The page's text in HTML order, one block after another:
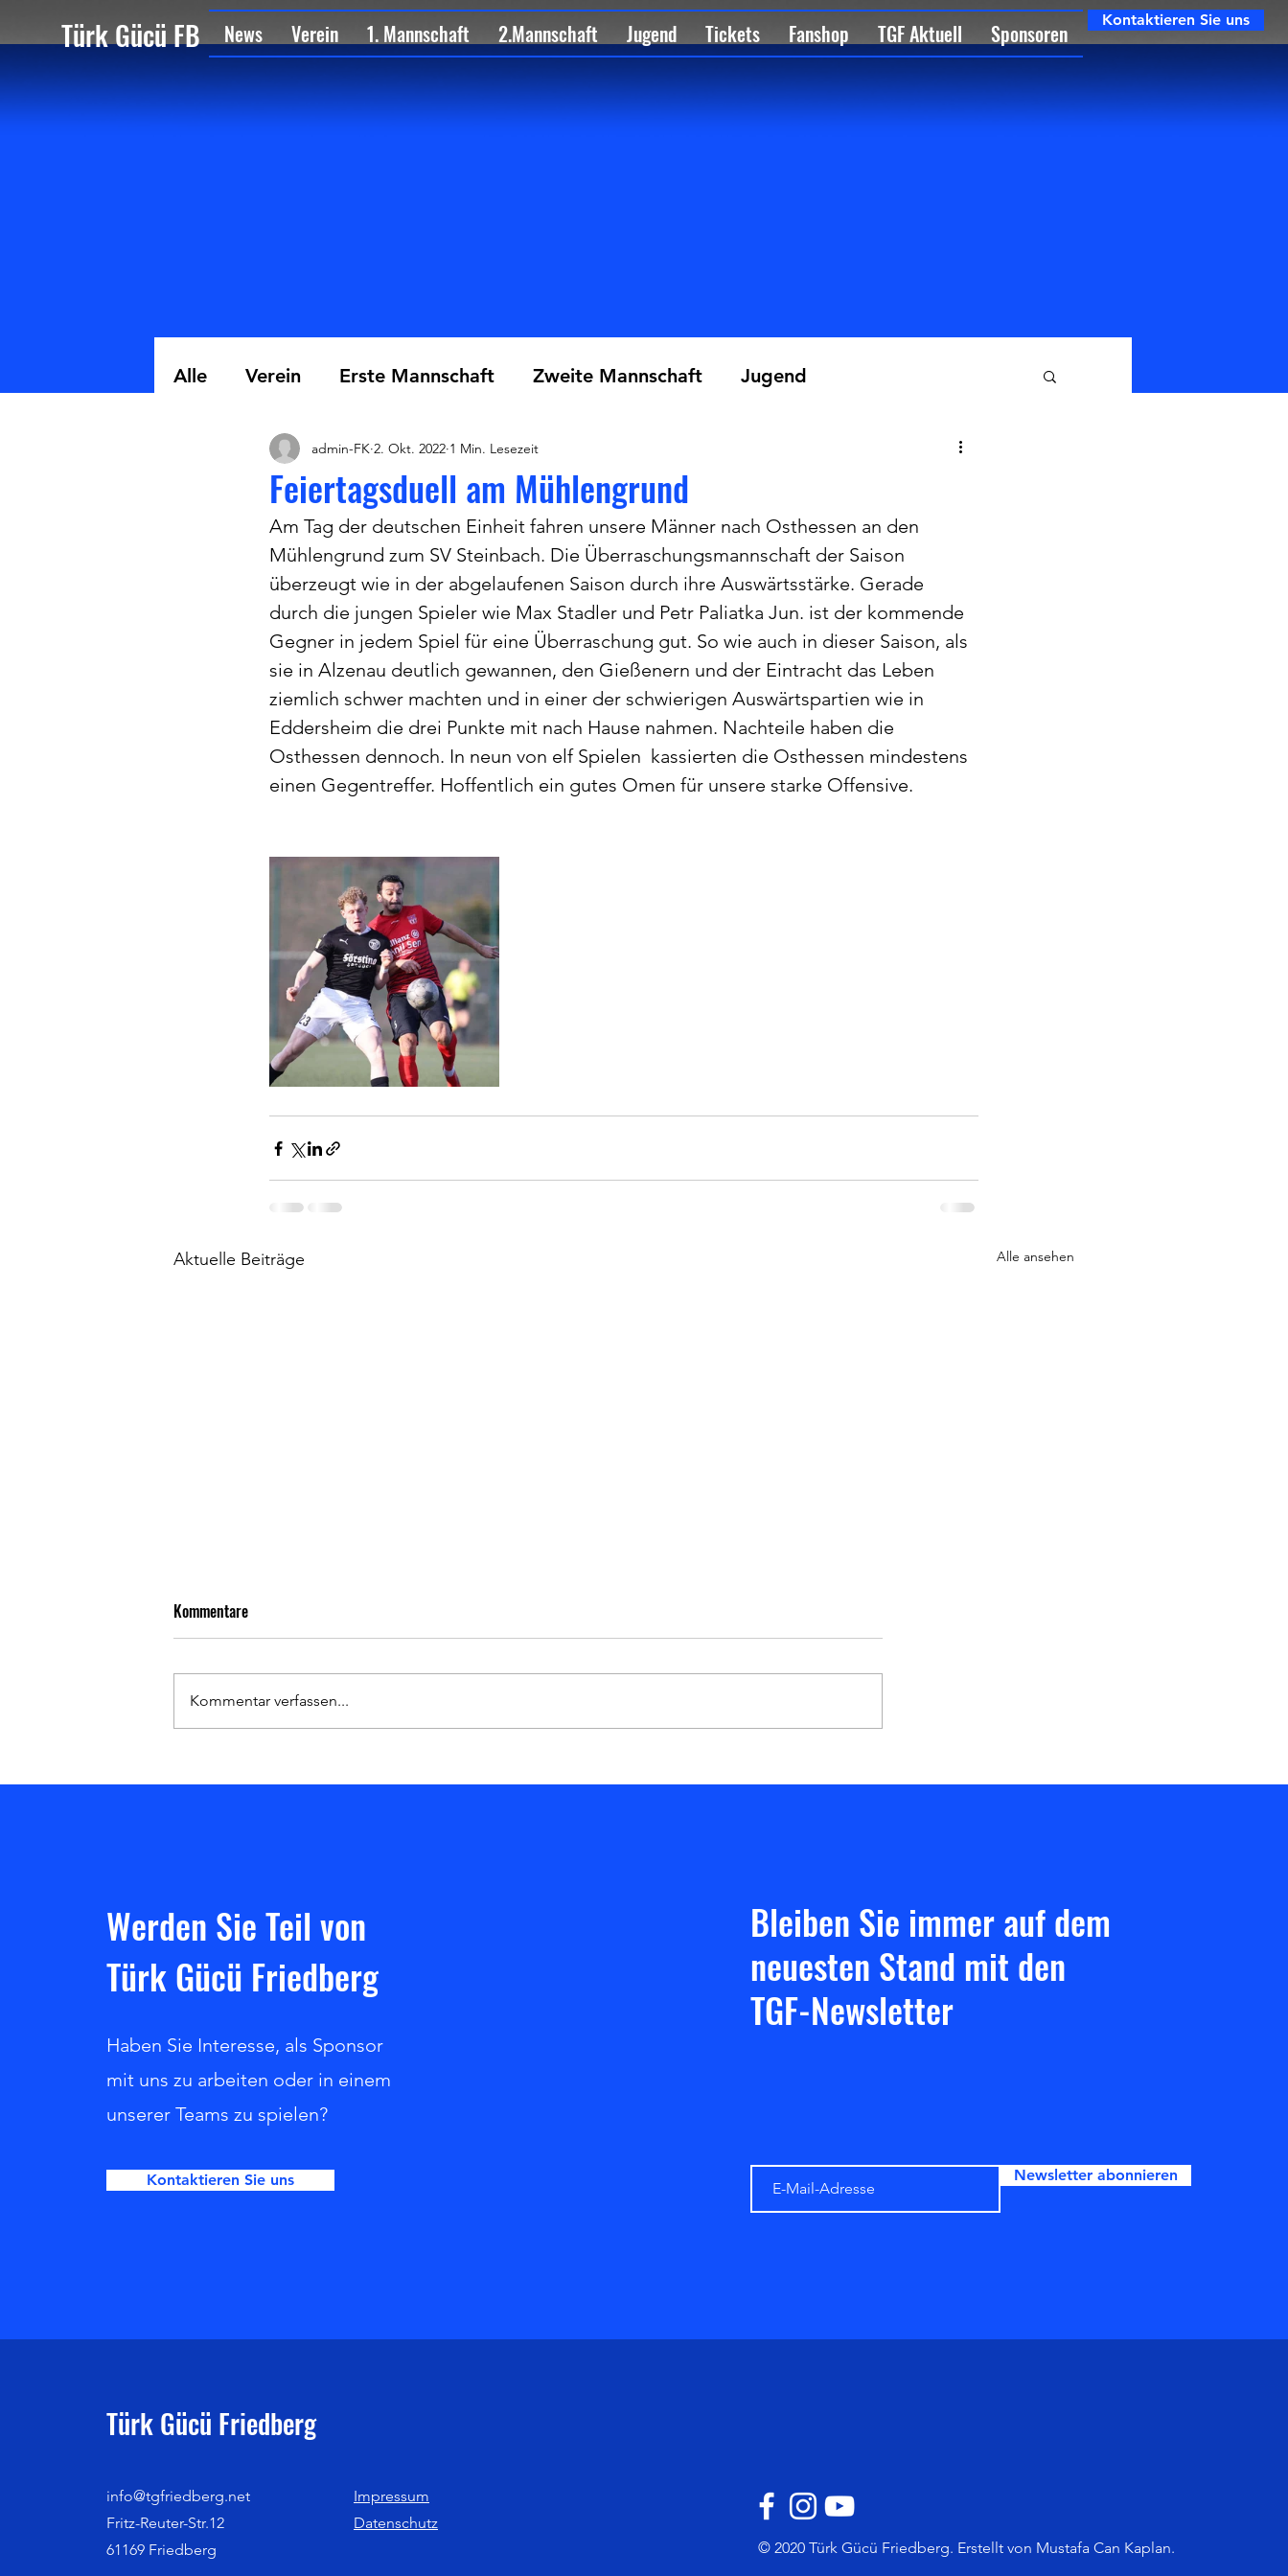
Türk Gücü FB News Verein 1. Mannschaft 2.Mannschaft Jugend Tickets Fanshop TGF Aktuell Sponsoren Kontaktieren Sie uns
Alle Verein Erste Mannschaft Zweite Mannschaft Jugend
Feiertagsduell am Mühlengrund
admin-FK 2. Okt. 2022 1 Min. Lesezeit
Am Tag der deutschen Einheit fahren unsere Männer nach Osthessen an den
Mühlengrund zum SV Steinbach. Die Überraschungsmannschaft der Saison
überzeugt wie in der abgelaufenen Saison durch ihre Auswärtsstärke. Gerade
durch die jungen Spieler wie Max Stadler und Petr Paliatka Jun. ist der kommende
Gegner in jedem Spiel für eine Überraschung gut. So wie auch in dieser Saison, als
sie in Alzenau deutlich gewannen, den Gießenern und der Eintracht das Leben
ziemlich schwer machten und in einer der schwierigen Auswärtspartien wie in
Eddersheim die drei Punkte mit nach Hause nahmen. Nachteile haben die
Osthessen dennoch. In neun von elf Spielen  kassierten die Osthessen mindestens
einen Gegentreffer. Hoffentlich ein gutes Omen für unsere starke Offensive.
Aktuelle Beiträge Alle ansehen
Zuversicht in die nächsten Spiele!
In der Auftaktwoche in Gießen
macht Hoffnung auf den Triple-
Kommentare
Kommentar verfassen...
Werden Sie Teil von
Türk Gücü Friedberg
Haben Sie Interesse, als Sponsor
mit uns zu arbeiten oder in einem
unserer Teams zu spielen?
Kontaktieren Sie uns
Bleiben Sie immer auf dem
neuesten Stand mit den
TGF-Newsletter
Newsletter abonnieren
Türk Gücü Friedberg
info@tgfriedberg.net
Fritz-Reuter-Str.12
61169 Friedberg
Impressum
Datenschutz
© 2020 Türk Gücü Friedberg. Erstellt von Mustafa Can Kaplan.